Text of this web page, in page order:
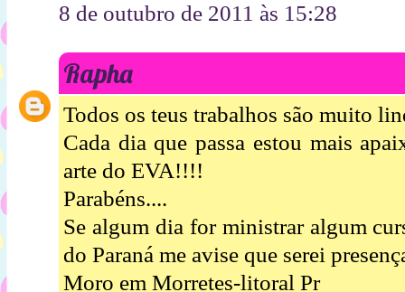
8 de outubro de 2011 às 15:28
Rapha
Todos os teus trabalhos são muito
Cada dia que passa estou mais
arte do EVA!!!!
Parabéns....
Se algum dia for ministrar algum
do Paraná me avise que serei
Moro em Morretes-litoral Pr